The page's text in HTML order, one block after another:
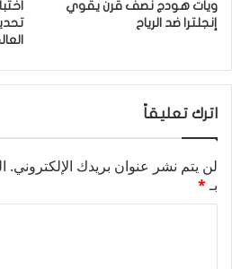
ويات هودج نصف قرن يقوي
إنجلترا ضد الرياح
العالم
اترك تعليقاً
لن يتم نشر عنوان بريدك الإلكتروني.
بـ*